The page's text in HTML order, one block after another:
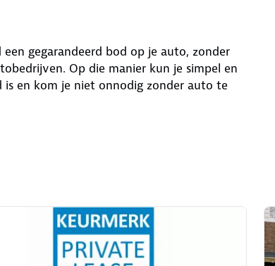
gegarandeerd bod op je auto, zonder
Op die manier kun je simpel en
is en kom je niet onnodig zonder auto te